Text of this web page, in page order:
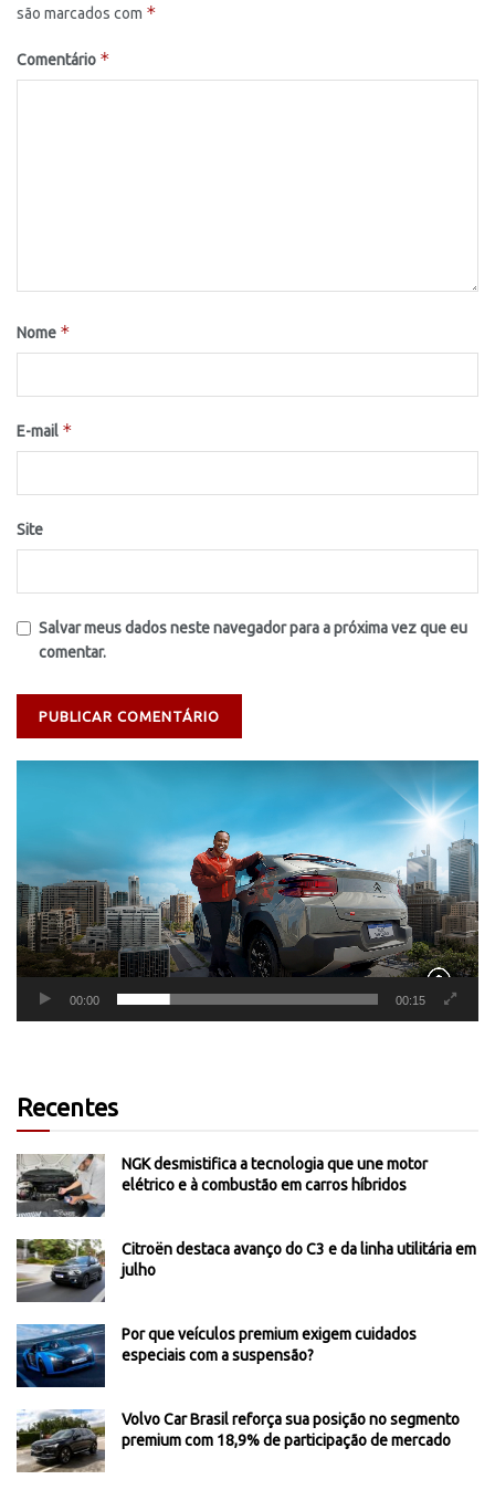
são marcados com *
Comentário *
Nome *
E-mail *
Site
Salvar meus dados neste navegador para a próxima vez que eu
comentar.
00:00 00:15
Recentes
NGK desmistifica a tecnologia que une motor
elétrico e à combustão em carros híbridos
Citroën destaca avanço do C3 e da linha utilitária em
julho
Por que veículos premium exigem cuidados
especiais com a suspensão?
Volvo Car Brasil reforça sua posição no segmento
premium com 18,9% de participação de mercado